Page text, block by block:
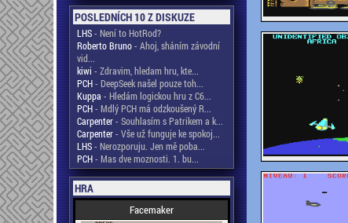
POSLEDNÍCH 10 Z DISKUZE
LHS- Není to HotRod?
Roberto Bruno- Ahoj, sháním závodní
vid...
kiwi - Zdravim, hledam hru, kte...
PCH- DeepSeek našel pouze toh...
Kuppa - Hledám logickou hru z C6...
PCH- Mdlý PCH má odzkoušený R...
Carpenter- Souhlasím s Patrikem a k...
Carpenter- Vše už funguje ke spokoj...
LHS- Nerozporuju. Jen mě poba...
PCH- Mas dve moznosti. 1. bu...
HRA
Facemaker